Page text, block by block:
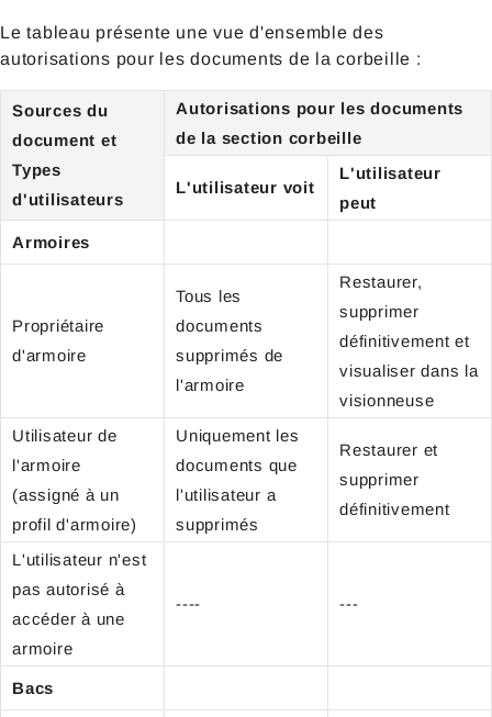
Le tableau présente une vue d'ensemble des
autorisations pour les documents de la corbeille :
Sources du
document et
Types
d'utilisateurs
Autorisations pour les documents
de la section corbeille
L'utilisateur voit
L'utilisateur
peut
Armoires
Propriétaire
d'armoire
Tous les
documents
supprimés de
l'armoire
Restaurer,
supprimer
définitivement et
visualiser dans la
visionneuse
Utilisateur de
l'armoire
(assigné à un
profil d'armoire)
Uniquement les
documents que
l'utilisateur a
supprimés
Restaurer et
supprimer
définitivement
L'utilisateur n'est
pas autorisé à
accéder à une
armoire
---- ---
Bacs